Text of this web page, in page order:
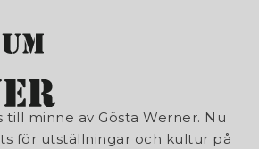
till minne av Gösta Werner. Nu
för utställningar och kultur på